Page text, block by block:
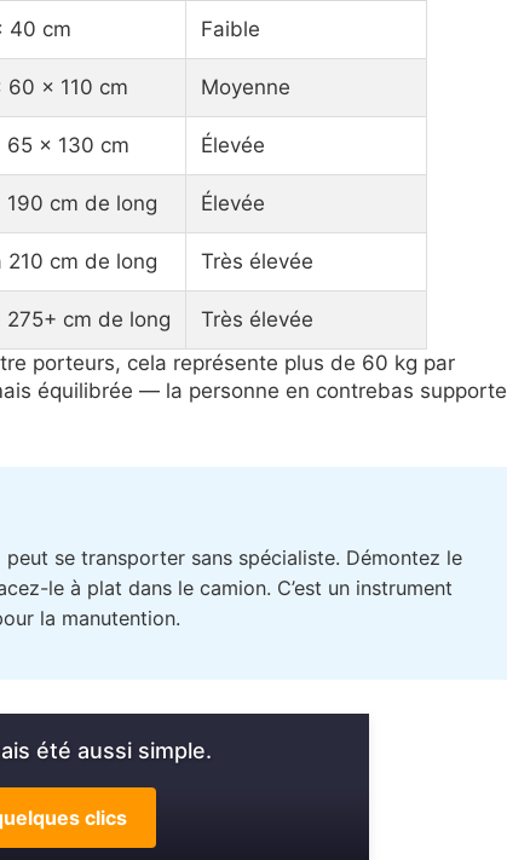
40 cm Faible
60 × 110 cm Moyenne
65 × 130 cm Élevée
190 cm de long Élevée
210 cm de long Très élevée
275+ cm de long
Très élevée
porteurs, cela représente plus de 60 kg par
équilibrée — la personne en contrebas supporte
se transporter sans spécialiste. Démontez le
le à plat dans le camion. C’est un instrument
la manutention.
été aussi simple.
clics